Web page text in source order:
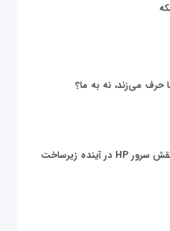
حرف می‌زند، نه به ما؟
زیر پوست دنیای داده؛ نقش سرور HP در آینده زیرساخت